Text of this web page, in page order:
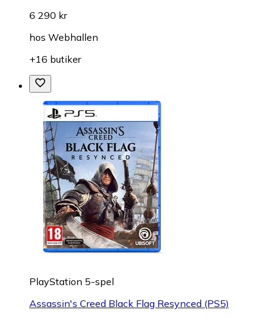
6 290 kr
hos Webhallen
+16 butiker
PlayStation 5-spel
Assassin's Creed Black Flag Resynced (PS5)